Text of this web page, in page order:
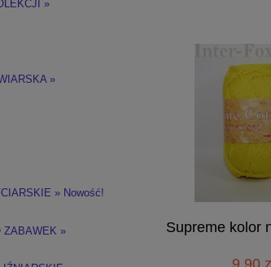
»
»
» Nowość!
ZABAWEK » Supreme kolor